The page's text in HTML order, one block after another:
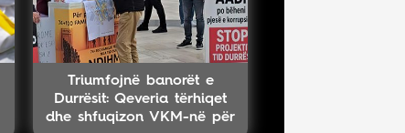
Triumfojnë banorët e
Durrësit: Qeveria tërhiqet
dhe shfuqizon VKM-në për